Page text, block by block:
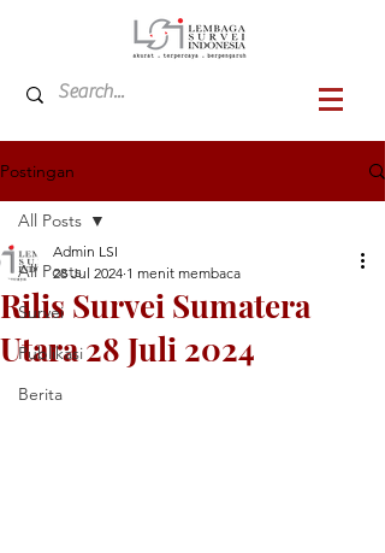
Postingan
All Posts
Survei
Publikasi
Berita
All Posts
Rilis Survei Sumatera
Utara 28 Juli 2024
Admin LSI
28 Jul 2024 1 menit membaca